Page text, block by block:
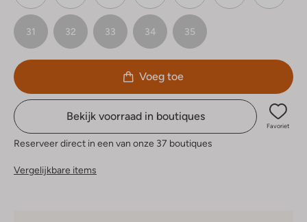
31 32 33 34 35
Voeg toe
Bekijk voorraad in boutiques
Favoriet
Reserveer direct in een van onze 37 boutiques
Vergelijkbare items